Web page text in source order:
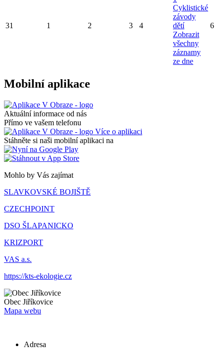
31 1 2 3 4
Cyklistické
závody
dětí
Zobrazit
všechny
záznamy
ze dne
6
Mobilní aplikace
Aktuální informace od nás
Přímo ve vašem telefonu
Více o aplikaci
Stáhněte si naši mobilní aplikaci na
Mohlo by Vás zajímat
SLAVKOVSKÉ BOJIŠTĚ
CZECHPOINT
DSO ŠLAPANICKO
KRIZPORT
VAS a.s.
https://kts-ekologie.cz
Obec Jiříkovice
Mapa webu
Adresa